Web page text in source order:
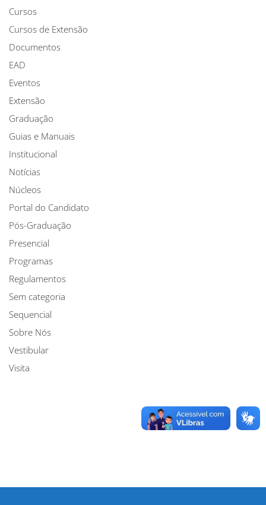
Cursos
Cursos de Extensão
Documentos
EAD
Eventos
Extensão
Graduação
Guias e Manuais
Institucional
Notícias
Núcleos
Portal do Candidato
Pós-Graduação
Presencial
Programas
Regulamentos
Sem categoria
Sequencial
Sobre Nós
Vestibular
Visita